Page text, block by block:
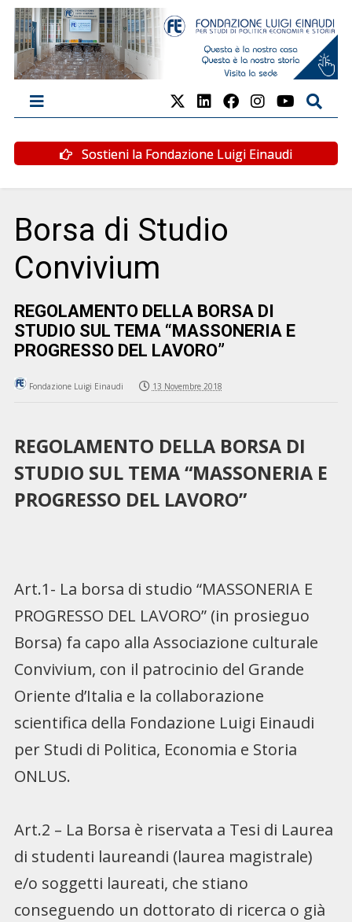
Sostieni la Fondazione Luigi Einaudi
Borsa di Studio
Convivium
REGOLAMENTO DELLA BORSA DI
STUDIO SUL TEMA “MASSONERIA E
PROGRESSO DEL LAVORO”
Fondazione Luigi Einaudi 13 Novembre 2018
REGOLAMENTO DELLA BORSA DI
STUDIO SUL TEMA “MASSONERIA E
PROGRESSO DEL LAVORO”
Art.1- La borsa di studio “MASSONERIA E
PROGRESSO DEL LAVORO” (in prosieguo
Borsa) fa capo alla Associazione culturale
Convivium, con il patrocinio del Grande
Oriente d’Italia e la collaborazione
scientifica della Fondazione Luigi Einaudi
per Studi di Politica, Economia e Storia
ONLUS.
Art.2 – La Borsa è riservata a Tesi di Laurea
di studenti laureandi (laurea magistrale)
e/o soggetti laureati, che stiano
conseguendo un dottorato di ricerca o già